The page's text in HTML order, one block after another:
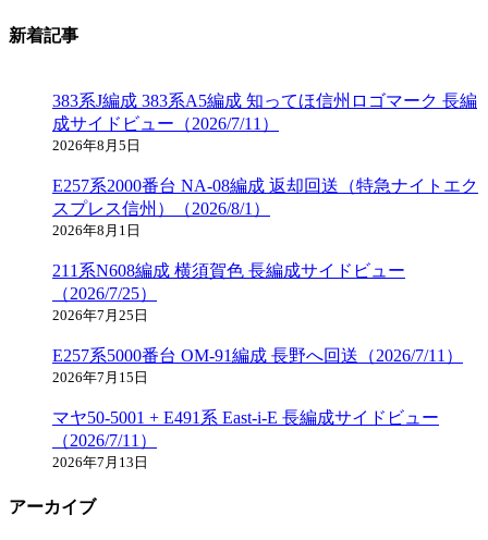
新着記事
383系J編成 383系A5編成 知ってほ信州ロゴマーク 長編
成サイドビュー（2026/7/11）
2026年8月5日
E257系2000番台 NA-08編成 返却回送（特急ナイトエク
スプレス信州）（2026/8/1）
2026年8月1日
211系N608編成 横須賀色 長編成サイドビュー
（2026/7/25）
2026年7月25日
E257系5000番台 OM-91編成 長野へ回送（2026/7/11）
2026年7月15日
マヤ50-5001 + E491系 East-i-E 長編成サイドビュー
（2026/7/11）
2026年7月13日
アーカイブ